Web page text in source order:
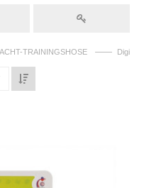
TRAININGSHOSE —— Digi